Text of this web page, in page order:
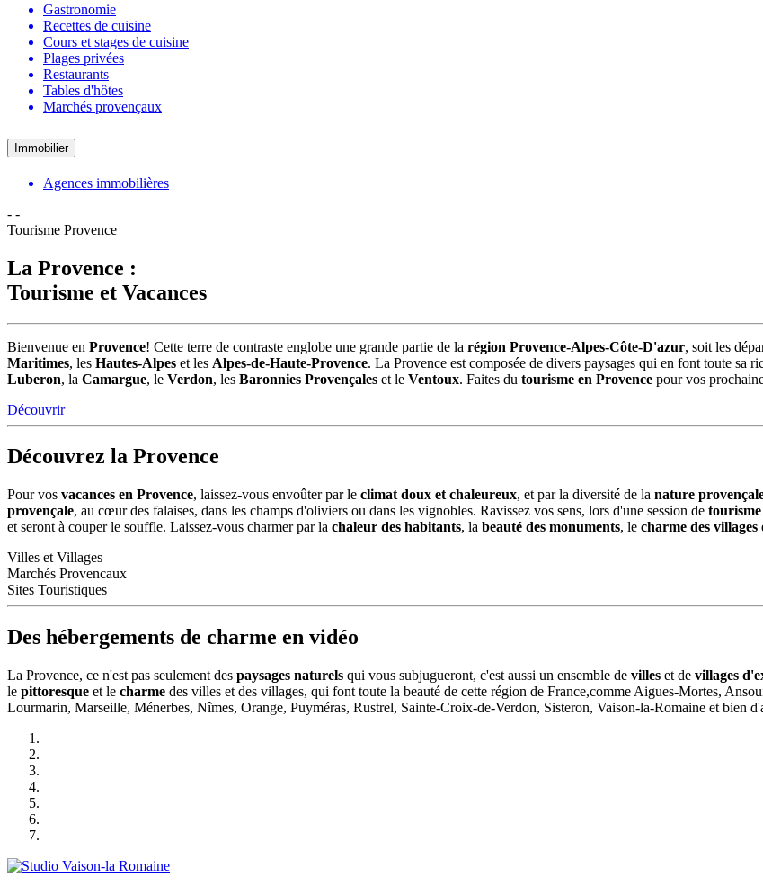
Gastronomie
Recettes de cuisine
Cours et stages de cuisine
Plages privées
Restaurants
Tables d'hôtes
Marchés provençaux
Immobilier
Agences immobilières
- -
Tourisme Provence
La Provence :
Tourisme et Vacances
Bienvenue en Provence! Cette terre de contraste englobe une grande partie de la région Provence-Alpes-Côte-D'azur, soit les
Maritimes, les Hautes-Alpes et les Alpes-de-Haute-Provence. La Provence est composée de divers paysages qui en font toute sa
Luberon, la Camargue, le Verdon, les Baronnies Provençales et le Ventoux. Faites du tourisme en Provence pour vos
Découvrir
Découvrez la Provence
Pour vos vacances en Provence, laissez-vous envoûter par le climat doux et chaleureux, et par la diversité de la nature
provençale, au cœur des falaises, dans les champs d'oliviers ou dans les vignobles. Ravissez vos sens, lors d'une session de
et seront à couper le souffle. Laissez-vous charmer par la chaleur des habitants, la beauté des monuments, le charme des villages
Villes et Villages
Marchés Provencaux
Sites Touristiques
Des hébergements de charme en vidéo
La Provence, ce n'est pas seulement des paysages naturels qui vous subjugueront, c'est aussi un ensemble de villes et de villages
le pittoresque et le charme des villes et des villages, qui font toute la beauté de cette région de France,comme Aigues-Mortes,
Lourmarin, Marseille, Ménerbes, Nîmes, Orange, Puyméras, Rustrel, Sainte-Croix-de-Verdon, Sisteron, Vaison-la-Romaine et bien